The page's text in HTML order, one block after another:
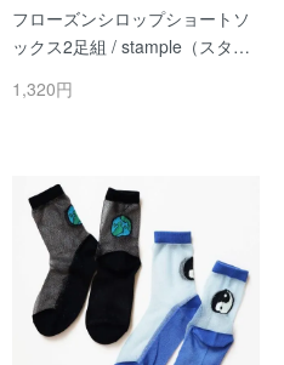
フローズンシロップショートソ
ックス2足組 / stample（スタン
1,320円